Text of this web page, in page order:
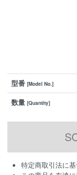
型番[Model No.]
数量[Quantity]
特定商取引法に